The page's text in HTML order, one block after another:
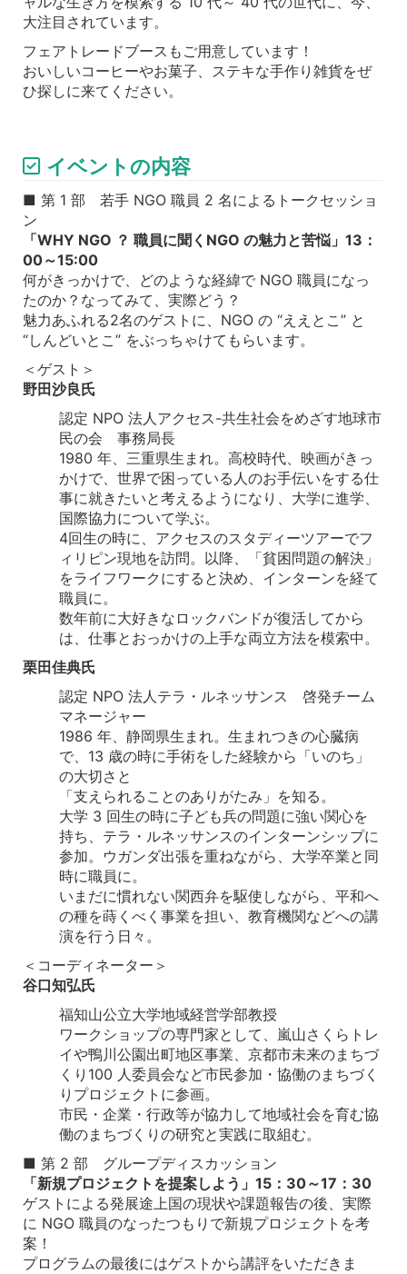
大注目されています。
フェアトレードブースもご用意しています！
おいしいコーヒーやお菓子、ステキな手作り雑貨をぜ
ひ探しに来てください。
イベントの内容
■ 第 1 部 若手 NGO 職員 2 名によるトークセッショ
ン
「WHY NGO ？ 職員に聞くNGO の魅力と苦悩」13：
00～15:00
何がきっかけで、どのような経緯で NGO 職員になっ
たのか？なってみて、実際どう？
魅力あふれる2名のゲストに、NGO の “ええとこ” と
“しんどいとこ” をぶっちゃけてもらいます。
＜ゲスト＞
野田沙良氏
認定 NPO 法人アクセス-共生社会をめざす地球市
民の会 事務局長
1980 年、三重県生まれ。高校時代、映画がきっ
かけで、世界で困っている人のお手伝いをする仕
事に就きたいと考えるようになり、大学に進学、
国際協力について学ぶ。
4回生の時に、アクセスのスタディーツアーでフ
ィリピン現地を訪問。以降、「貧困問題の解決」
をライフワークにすると決め、インターンを経て
職員に。
数年前に大好きなロックバンドが復活してから
は、仕事とおっかけの上手な両立方法を模索中。
栗田佳典氏
認定 NPO 法人テラ・ルネッサンス 啓発チーム
マネージャー
1986 年、静岡県生まれ。生まれつきの心臓病
で、13 歳の時に手術をした経験から「いのち」
の大切さと
「支えられることのありがたみ」を知る。
大学 3 回生の時に子ども兵の問題に強い関心を
持ち、テラ・ルネッサンスのインターンシップに
参加。ウガンダ出張を重ねながら、大学卒業と同
時に職員に。
いまだに慣れない関西弁を駆使しながら、平和へ
の種を蒔くべく事業を担い、教育機関などへの講
演を行う日々。
＜コーディネーター＞
谷口知弘氏
福知山公立大学地域経営学部教授
ワークショップの専門家として、嵐山さくらトレ
イや鴨川公園出町地区事業、京都市未来のまちづ
くり100 人委員会など市民参加・協働のまちづく
りプロジェクトに参画。
市民・企業・行政等が協力して地域社会を育む協
働のまちづくりの研究と実践に取組む。
■ 第 2 部 グループディスカッション
「新規プロジェクトを提案しよう」15：30～17：30
ゲストによる発展途上国の現状や課題報告の後、実際
に NGO 職員のなったつもりで新規プロジェクトを考
案！
プログラムの最後にはゲストから講評をいただきま